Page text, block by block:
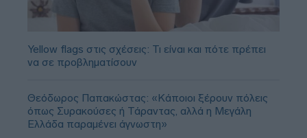
Yellow flags στις σχέσεις: Τι είναι και πότε πρέπει
να σε προβληματίσουν
Θεόδωρος Παπακώστας: «Κάποιοι ξέρουν πόλεις
όπως Συρακούσες ή Τάραντας, αλλά η Μεγάλη
Ελλάδα παραμένει άγνωστη»